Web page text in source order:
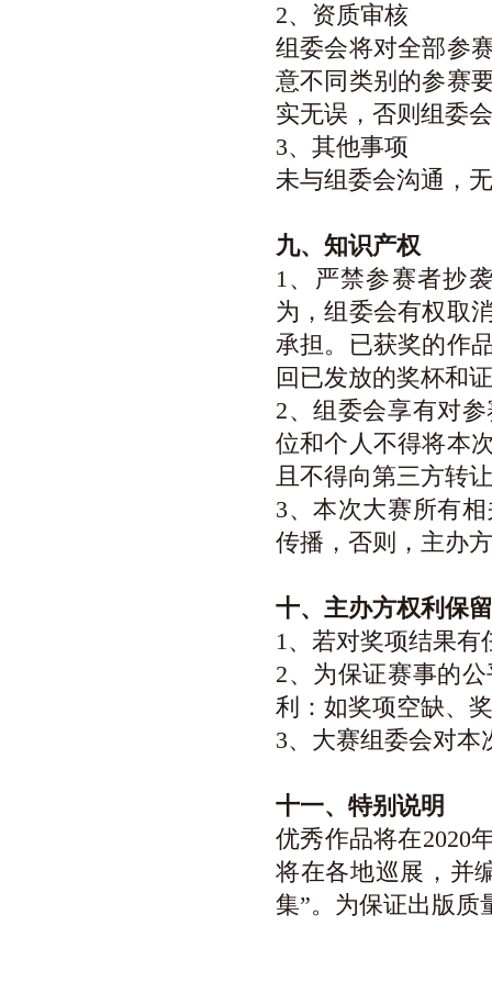
2、资质审核
组委会将对全部参
意不同类别的参赛
实无误，否则组委
3、其他事项
未与组委会沟通，
九、知识产权
1、严禁参赛者抄
为，组委会有权取
承担。已获奖的作
回已发放的奖杯和
2、组委会享有对
位和个人不得将本
且不得向第三方转
3、本次大赛所有
传播，否则，主办
十、主办方权利保留
1、若对奖项结果
2、为保证赛事的
利：如奖项空缺、
3、大赛组委会对本
十一、特别说明
优秀作品将在2020
将在各地巡展，并
集”。为保证出版质